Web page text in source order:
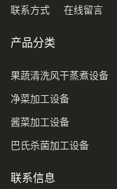
联系方式 在线留言
产品分类
果蔬清洗风干蒸煮设备
净菜加工设备
酱菜加工设备
巴氏杀菌加工设备
联系信息